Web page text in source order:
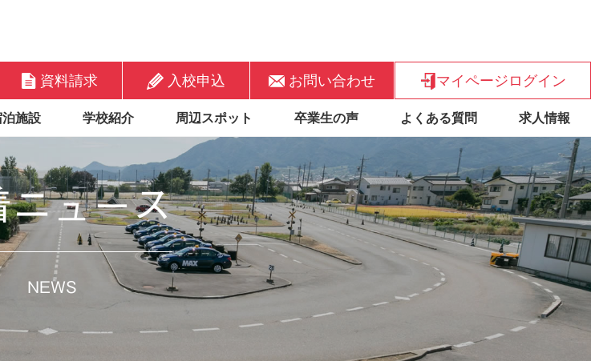
資料請求 入校申込 お問い合わせ マイページログイン
泊施設 学校紹介 周辺スポット 卒業生の声 よくある質問 求人情報
ニュース
NEWS